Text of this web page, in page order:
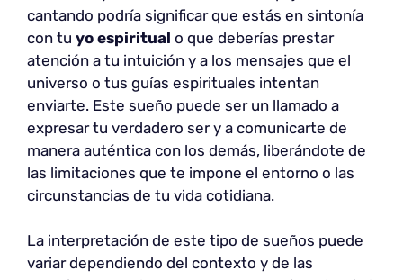
cantando podría significar que estás en sintonía
con tu yo espiritual o que deberías prestar
atención a tu intuición y a los mensajes que el
universo o tus guías espirituales intentan
enviarte. Este sueño puede ser un llamado a
expresar tu verdadero ser y a comunicarte de
manera auténtica con los demás, liberándote de
las limitaciones que te impone el entorno o las
circunstancias de tu vida cotidiana.
La interpretación de este tipo de sueños puede
variar dependiendo del contexto y de las